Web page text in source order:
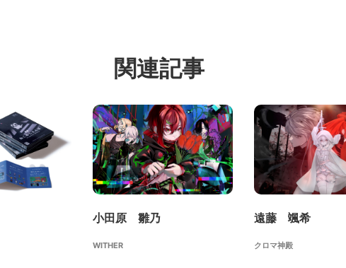
関連記事
小田原 雛乃
WITHER
遠藤 颯希
クロマ神殿